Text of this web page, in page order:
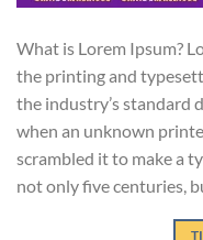
What is Lorem Ipsum?
the printing and
the industry’s standard
when an unknown
scrambled it to make a
not only five centuries,